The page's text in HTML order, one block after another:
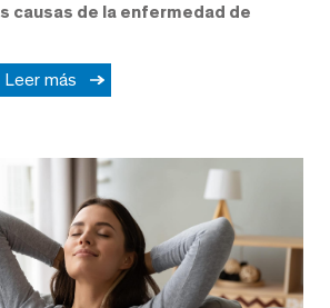
causas de la enfermedad de
Leer más